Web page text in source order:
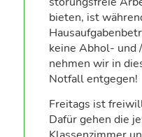
bieten, ist
keine Abhol- und
nehmen wir in
Notfall entgegen!
Freitags ist
Dafür gehen die